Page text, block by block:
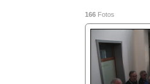
166Fotos